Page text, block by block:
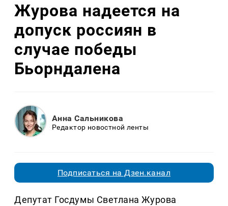
Журова надеется на
допуск россиян в
случае победы
Бьорндалена
Анна Сальникова
Редактор новостной ленты
Подписаться на Дзен.канал
Депутат Госдумы Светлана Журова